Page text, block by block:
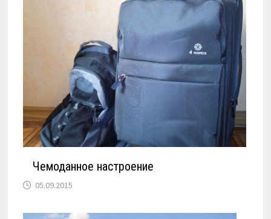
Чемоданное настроение
05.09.2015